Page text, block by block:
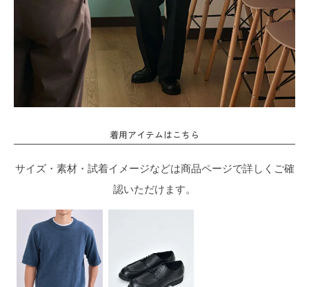
着用アイテムはこちら
サイズ・素材・試着イメージなどは商品ページで詳しくご確
認いただけます。